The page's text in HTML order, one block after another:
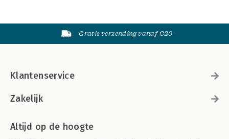
Gratis verzending vanaf €20
Klantenservice
Zakelijk
Altijd op de hoogte